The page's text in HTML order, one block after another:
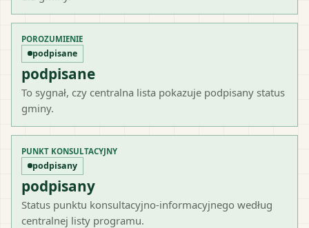
POROZUMIENIE
podpisane
podpisane
To sygnał, czy centralna lista pokazuje podpisany status
gminy.
PUNKT KONSULTACYJNY
podpisany
podpisany
Status punktu konsultacyjno-informacyjnego według
centralnej listy programu.